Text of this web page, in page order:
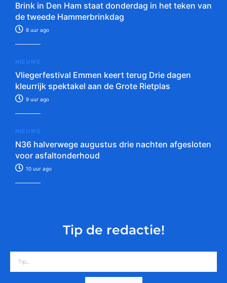
Brink in Den Ham staat donderdag in het teken van
de tweede Hammerbrinkdag
8 uur ago
NIEUWS
Vliegerfestival Emmen keert terug Drie dagen
kleurrijk spektakel aan de Grote Rietplas
9 uur ago
NIEUWS
N36 halverwege augustus drie nachten afgesloten
voor asfaltonderhoud
10 uur ago
Tip de redactie!